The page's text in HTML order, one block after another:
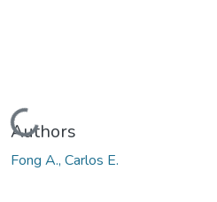
Cargando...
Authors
Fong A., Carlos E.